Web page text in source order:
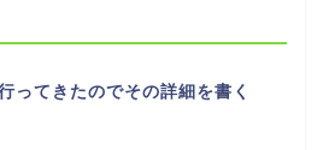
ってきたのでその詳細を書く